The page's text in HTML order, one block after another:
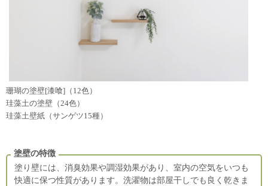
珊瑚の塗壁[漆喰]（12色）
珪藻土の塗壁（24色）
珪藻土壁紙（サンゲツ15種）
塗壁の特徴
塗り壁には、消臭効果や調湿効果があり、室内の空気をいつも
快適に保つ性質があります。洗濯物は部屋干しでも良く乾きま